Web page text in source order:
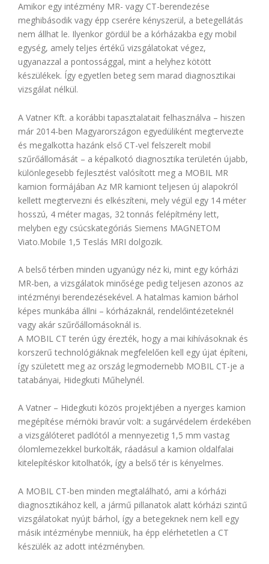
Amikor egy intézmény MR- vagy CT-berendezése
meghibásodik vagy épp cserére kényszerül, a betegellátás
nem állhat le. Ilyenkor gördül be a kórházakba egy mobil
egység, amely teljes értékű vizsgálatokat végez,
ugyanazzal a pontossággal, mint a helyhez kötött
készülékek. Így egyetlen beteg sem marad diagnosztikai
vizsgálat nélkül.
A Vatner Kft. a korábbi tapasztalatait felhasználva – hiszen
már 2014-ben Magyarországon egyedüliként megtervezte
és megalkotta hazánk első CT-vel felszerelt mobil
szűrőállomását – a képalkotó diagnosztika területén újabb,
különlegesebb fejlesztést valósított meg a MOBIL MR
kamion formájában Az MR kamiont teljesen új alapokról
kellett megtervezni és elkészíteni, mely végül egy 14 méter
hosszú, 4 méter magas, 32 tonnás felépítmény lett,
melyben egy csúcskategóriás Siemens MAGNETOM
Viato.Mobile 1,5 Teslás MRI dolgozik.
A belső térben minden ugyanúgy néz ki, mint egy kórházi
MR-ben, a vizsgálatok minősége pedig teljesen azonos az
intézményi berendezésekével. A hatalmas kamion bárhol
képes munkába állni – kórházaknál, rendelőintézeteknél
vagy akár szűrőállomásoknál is.
A MOBIL CT terén úgy érezték, hogy a mai kihívásoknak és
korszerű technológiáknak megfelelően kell egy újat építeni,
így született meg az ország legmodernebb MOBIL CT-je a
tatabányai, Hidegkuti Műhelynél.
A Vatner – Hidegkuti közös projektjében a nyerges kamion
megépítése mérnöki bravúr volt: a sugárvédelem érdekében
a vizsgálóteret padlótól a mennyezetig 1,5 mm vastag
ólomlemezekkel burkolták, ráadásul a kamion oldalfalai
kitelepítéskor kitolhatók, így a belső tér is kényelmes.
A MOBIL CT-ben minden megtalálható, ami a kórházi
diagnosztikához kell, a jármű pillanatok alatt kórházi szintű
vizsgálatokat nyújt bárhol, így a betegeknek nem kell egy
másik intézménybe menniük, ha épp elérhetetlen a CT
készülék az adott intézményben.